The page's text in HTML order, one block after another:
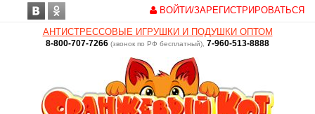
ВОЙТИ/ЗАРЕГИСТРИРОВАТЬСЯ
АНТИСТРЕССОВЫЕ ИГРУШКИ И ПОДУШКИ ОПТОМ
8-800-707-7266 (звонок по РФ бесплатный), 7-960-513-8888